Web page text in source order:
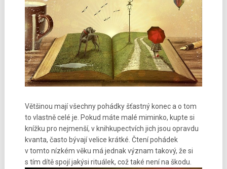
Většinou mají všechny pohádky šťastný konec a o tom
to vlastně celé je. Pokud máte malé miminko, kupte si
knížku pro nejmenší, v knihkupectvích jich jsou opravdu
kvanta, často bývají velice krátké. Čtení pohádek
v tomto nízkém věku má jednak význam takový, že si
s tím dítě spojí jakýsi rituálek, což také není na škodu.